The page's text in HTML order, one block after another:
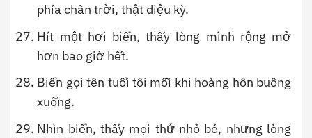
phía chân trời, thật diệu kỳ.
Hít một hơi biển, thấy lòng mình rộng mở
hơn bao giờ hết.
Biển gọi tên tuổi tôi mỗi khi hoàng hôn buông
xuống.
Nhìn biển, thấy mọi thứ nhỏ bé, nhưng lòng